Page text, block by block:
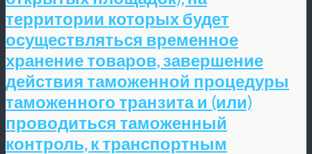
территории которых будет
осуществляться временное
хранение товаров, завершение
действия таможенной процедуры
таможенного транзита и (или)
проводиться таможенный
контроль, к транспортным